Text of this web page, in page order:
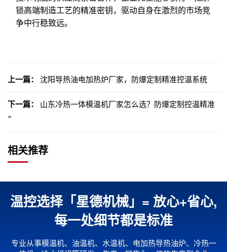
锁高端制造工艺的精准密钥，驱动自身在激烈的市场竞
争中行稳致远。
上一篇： 沈阳导热油电加热炉厂家，防爆定制精准控温系统
下一篇：
山东冷热一体模温机厂家怎么选？防爆定制控温精准
»
相关推荐
温控选择「星德机械」= 放心+省心,
每一处细节都是标准
专业从事模温机、油温机、水温机、电加热导热油炉、冷热一